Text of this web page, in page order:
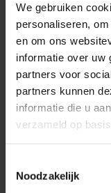
We gebruiken
personaliseren,
en om ons
informatie over uw
partners voor
partners kunnen
informatie die u
verzameld op
Noodzakelijk
Schip:MSC Sinfonia
Genua,